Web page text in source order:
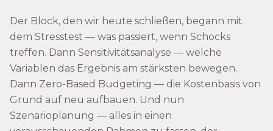
Der Block, den wir heute schließen, begann mit
dem Stresstest — was passiert, wenn Schocks
treffen. Dann Sensitivitätsanalyse — welche
Variablen das Ergebnis am stärksten bewegen.
Dann Zero-Based Budgeting — die Kostenbasis von
Grund auf neu aufbauen. Und nun
Szenarioplanung — alles in einen